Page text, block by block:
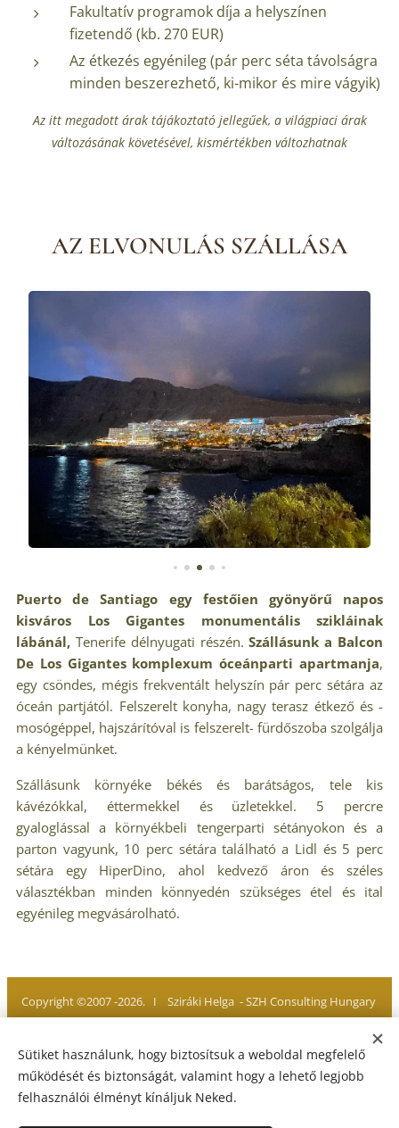
Fakultatív programok díja a helyszínen
fizetendő (kb. 270 EUR)
Az étkezés egyénileg (pár perc séta távolságra
minden beszerezhető, ki-mikor és mire vágyik)
Az itt megadott árak tájákoztató jellegűek, a világpiaci árak
változásának követésével, kismértékben változhatnak
AZ ELVONULÁS SZÁLLÁSA
Puerto de Santiago egy festőien gyönyörű napos
kisváros Los Gigantes monumentális szikláinak
lábánál, Tenerife délnyugati részén.Szállásunk a Balcon
De Los Gigantes komplexum óceánparti apartmanja,
egy csöndes, mégis frekventált helyszín pár perc sétára az
óceán partjától. Felszerelt konyha, nagy terasz étkező és -
mosógéppel, hajszárítóval is felszerelt- fürdőszoba szolgálja
a kényelmünket.
Szállásunk környéke békés és barátságos, tele kis
kávézókkal, éttermekkel és üzletekkel. 5 percre
gyaloglással a környékbeli tengerparti sétányokon és a
parton vagyunk, 10 perc sétára található a Lidl és 5 perc
sétára egy HiperDino, ahol kedvező áron és széles
választékban minden könnyedén szükséges étel és ital
egyénileg megvásárolható.
Copyright ©2007 -2026. I Sziráki Helga - SZH Consulting Hungary
Adatvédelmi TájékoztatóIJogi Nyilatkozat
Sütiket használunk, hogy biztosítsuk a weboldal megfelelő
működését és biztonságát, valamint hogy a lehető legjobb
felhasználói élményt kínáljuk Neked.